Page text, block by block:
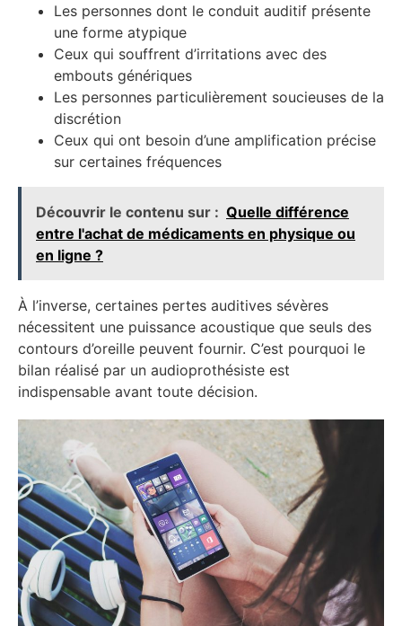
Les personnes dont le conduit auditif présente
une forme atypique
Ceux qui souffrent d’irritations avec des
embouts génériques
Les personnes particulièrement soucieuses de la
discrétion
Ceux qui ont besoin d’une amplification précise
sur certaines fréquences
Découvrir le contenu sur : Quelle différence
entre l'achat de médicaments en physique ou
en ligne ?
À l’inverse, certaines pertes auditives sévères
nécessitent une puissance acoustique que seuls des
contours d’oreille peuvent fournir. C’est pourquoi le
bilan réalisé par un audioprothésiste est
indispensable avant toute décision.